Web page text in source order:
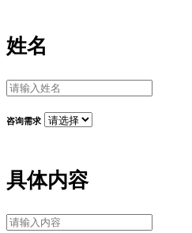
姓名
咨询需求
具体内容